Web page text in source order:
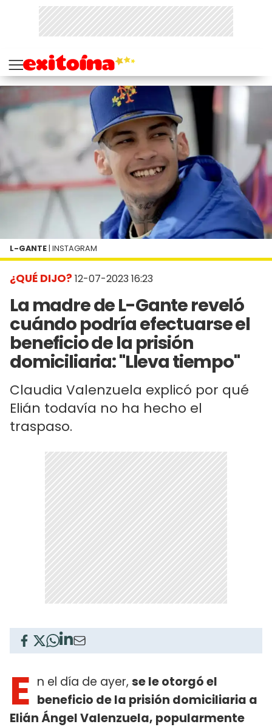
¿QUÉ DIJO? 12-07-2023 16:23
La madre de L-Gante reveló
cuándo podría efectuarse el
beneficio de la prisión
domiciliaria: "Lleva tiempo"
Claudia Valenzuela explicó por qué
Elián todavía no ha hecho el
traspaso.
L-GANTE | INSTAGRAM
E n el día de ayer, se le otorgó el
beneficio de la prisión domiciliaria a
Elián Ángel Valenzuela, popularmente